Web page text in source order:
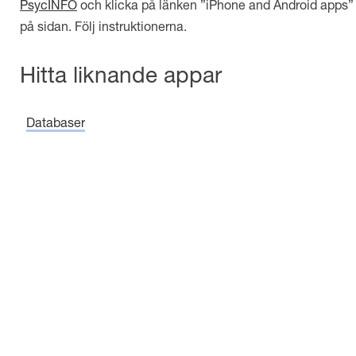
PsycINFO och klicka på länken ”iPhone and Android
på sidan. Följ instruktionerna.
Hitta liknande appar
Databaser